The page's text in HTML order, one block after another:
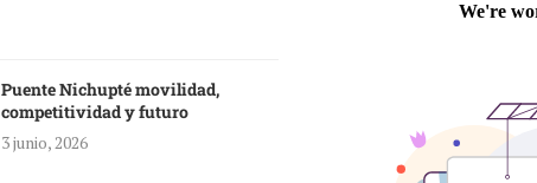
Puente Nichupté movilidad,
competitividad y futuro
3 junio, 2026